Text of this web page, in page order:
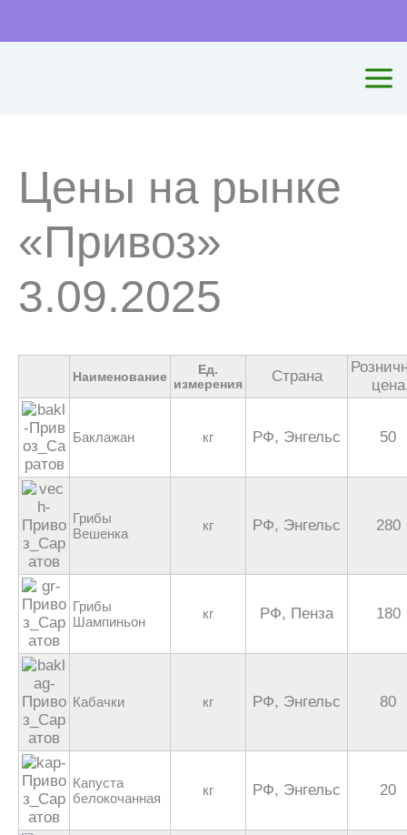
к
Цены на рынке
«Привоз»
3.09.2025
Наименование
Ед.
измерения
Страна
цена
Баклажан кг РФ, Энгельс 50
Грибы
Вешенка
кг РФ, Энгельс 280
Грибы
Шампиньон
кг РФ, Пенза 180
Кабачки кг РФ, Энгельс 80
Капуста
белокочанная
кг РФ, Энгельс 20